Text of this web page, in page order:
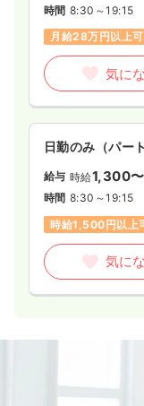
時間 8:30～19:15
月給28万円以上可
気に
日勤のみ（パート
給与 時給1,300
時間 8:30～19:15
時給1,500円以上
気に